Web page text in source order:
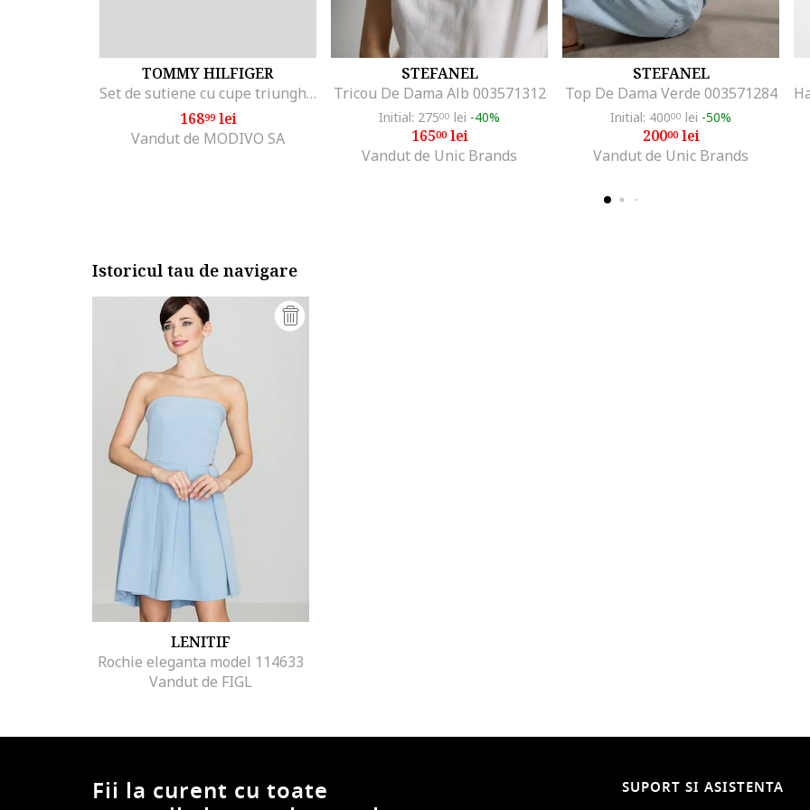
TOMMY HILFIGER
Set de sutiene cu cupe triunghiulare si detaliu logo - 3 perechi, Alb/Negru/Gri melange
16899lei
Vandut de MODIVO SA
STEFANEL
Tricou De Dama Alb 003571312
Initial: 27500 lei -40%
16500lei
Vandut de Unic Brands
STEFANEL
Top De Dama Verde 003571284
Initial: 40000 lei -50%
20000lei
Vandut de Unic Brands
Istoricul tau de navigare
LENITIF
Rochie eleganta model 114633
Vandut de FIGL
Fii la curent cu toate SUPORT SI ASISTENTA